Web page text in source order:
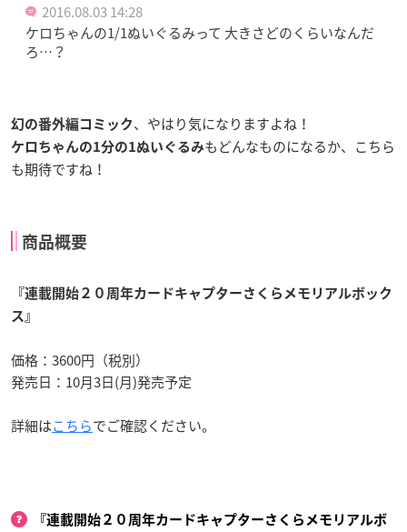
2016.08.03 14:28
ケロちゃんの1/1ぬいぐるみって 大きさどのくらいなんだ
ろ…？
幻の番外編コミック 、やはり気になりますよね！
ケロちゃんの1分の1ぬいぐるみもどんなものになるか、こちら
も期待ですね！
商品概要
『連載開始２０周年カードキャプターさくらメモリアルボック
ス』
価格：3600円（税別）
発売日：10月3日(月)発売予定
詳細はこちらでご確認ください。
『連載開始２０周年カードキャプターさくらメモリアルボ